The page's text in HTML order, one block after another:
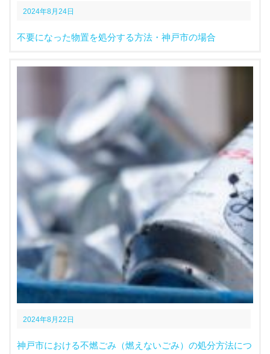
2024年8月24日
不要になった物置を処分する方法・神戸市の場合
2024年8月22日
神戸市における不燃ごみ（燃えないごみ）の処分方法につ